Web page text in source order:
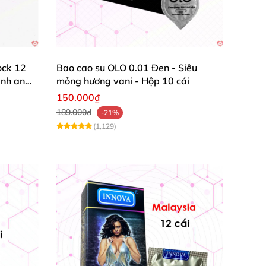
được mô phỏng giống dương vật thậtcủa
thích cả phần đầu dương vật củacác chàng
12
an
Bao cao su OLO 0.01 Đen - Siêu
mỏng hương vani - Hộp 10 cái
150.000₫
189.000₫
-21%
(1,129)